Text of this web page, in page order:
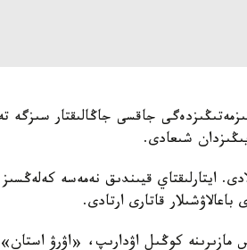
جاقسى جاڭالىقتار سىزگە
شىعادى.
ايتارلىقتاي قيىندىق نەمەسە كەلەڭسىز
قاتارى ارتادى.
مازىرىنە كوڭىل اۋدارىپ، «اۋرۋ